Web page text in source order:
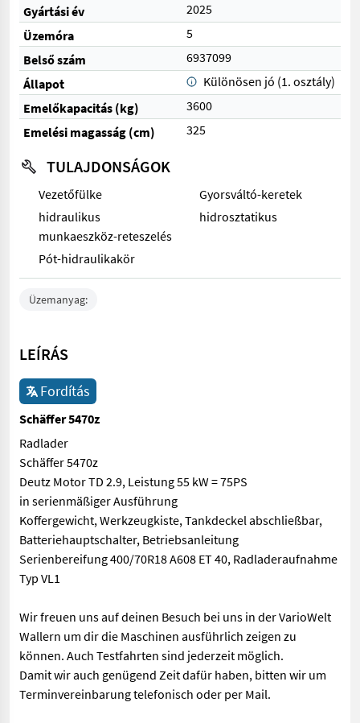
Gyártási év
2025
Üzemóra
5
Belső szám
6937099
Állapot
Különösen jó (1. osztály)
Emelőkapacitás (kg)
3600
Emelési magasság (cm)
325
TULAJDONSÁGOK
Vezetőfülke
Gyorsváltó-keretek
hidraulikus
munkaeszköz-reteszelés
hidrosztatikus
Pót-hidraulikakör
Üzemanyag:
LEÍRÁS
Fordítás
Schäffer 5470z
Radlader
Schäffer 5470z
Deutz Motor TD 2.9, Leistung 55 kW = 75PS
in serienmäßiger Ausführung
Koffergewicht, Werkzeugkiste, Tankdeckel abschließbar,
Batteriehauptschalter, Betriebsanleitung
Serienbereifung 400/70R18 A608 ET 40, Radladeraufnahme
Typ VL1
Wir freuen uns auf deinen Besuch bei uns in der VarioWelt
Wallern um dir die Maschinen ausführlich zeigen zu
können. Auch Testfahrten sind jederzeit möglich.
Damit wir auch genügend Zeit dafür haben, bitten wir um
Terminvereinbarung telefonisch oder per Mail.